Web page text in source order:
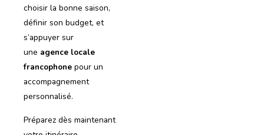
choisir la bonne saison,
définir son budget, et
s’appuyer sur
une agence locale
francophone pour un
accompagnement
personnalisé.
Préparez dès maintenant